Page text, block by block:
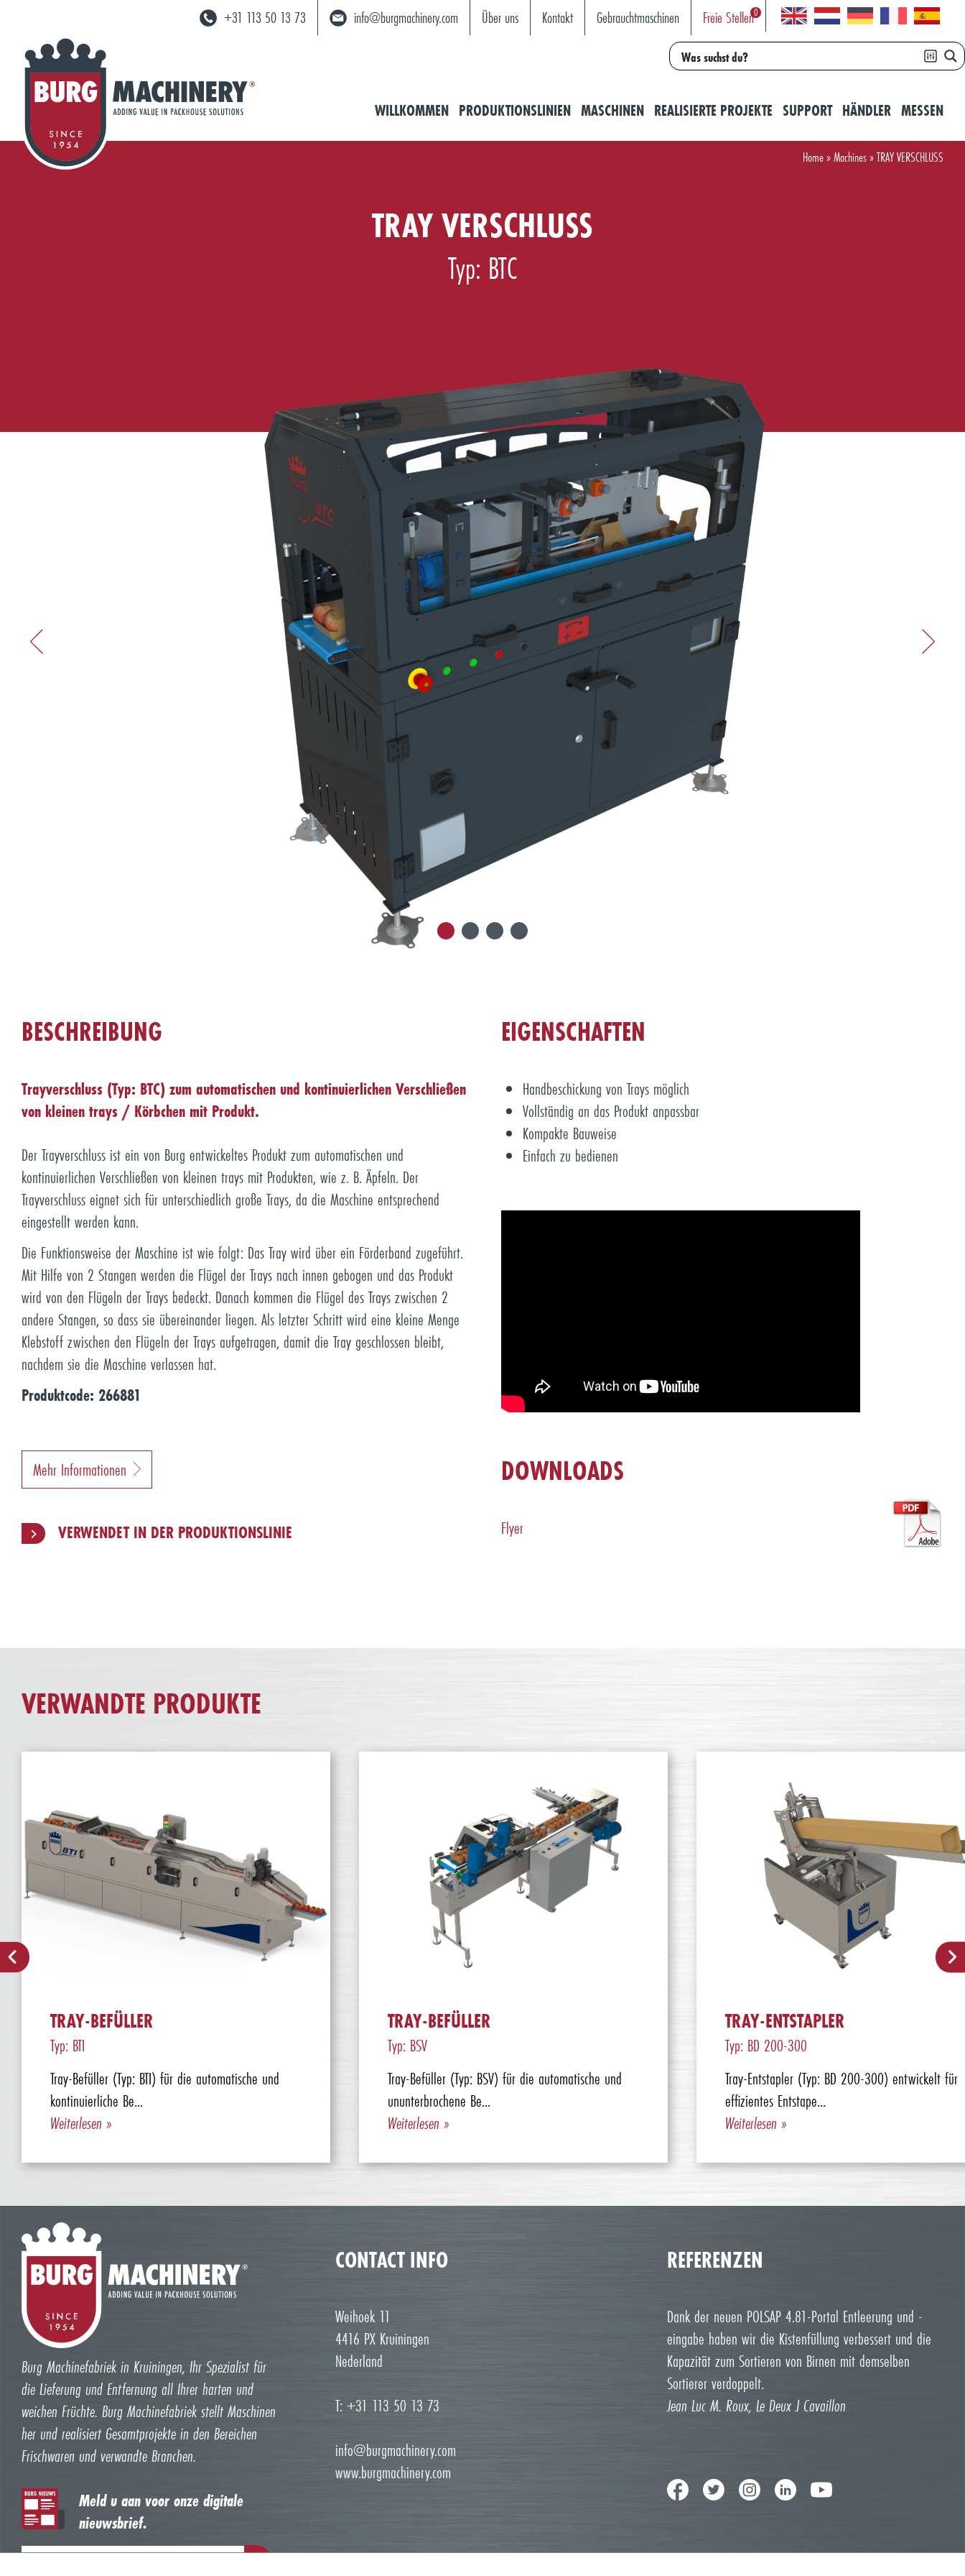
+31 113 50 13 73 info@burgmachinery.com Über uns Kontakt Gebrauchtmaschinen Freie Stellen0
WILLKOMMEN PRODUKTIONSLINIEN MASCHINEN REALISIERTE PROJEKTE SUPPORT HÄNDLER MESSEN
Home»Machines»TRAY VERSCHLUSS
TRAY VERSCHLUSS
Typ: BTC
BESCHREIBUNG
Trayverschluss (Typ: BTC) zum automatischen und kontinuierlichen Verschließen
von kleinen trays / Körbchen mit Produkt.
Der Trayverschluss ist ein von Burg entwickeltes Produkt zum automatischen und
kontinuierlichen Verschließen von kleinen trays mit Produkten, wie z. B. Äpfeln. Der
Trayverschluss eignet sich für unterschiedlich große Trays, da die Maschine entsprechend
eingestellt werden kann.
Die Funktionsweise der Maschine ist wie folgt: Das Tray wird über ein Förderband zugeführt.
Mit Hilfe von 2 Stangen werden die Flügel der Trays nach innen gebogen und das Produkt
wird von den Flügeln der Trays bedeckt. Danach kommen die Flügel des Trays zwischen 2
andere Stangen, so dass sie übereinander liegen. Als letzter Schritt wird eine kleine Menge
Klebstoff zwischen den Flügeln der Trays aufgetragen, damit die Tray geschlossen bleibt,
nachdem sie die Maschine verlassen hat.
Produktcode: 266881
Mehr Informationen
VERWENDET IN DER PRODUKTIONSLINIE
EIGENSCHAFTEN
Handbeschickung von Trays möglich
Vollständig an das Produkt anpassbar
Kompakte Bauweise
Einfach zu bedienen
DOWNLOADS
Flyer
VERWANDTE PRODUKTE
TRAY-BEFÜLLER
Typ: BTI
Tray-Befüller (Typ: BTI) für die automatische und
kontinuierliche Be...
Weiterlesen »
TRAY-BEFÜLLER
Typ: BSV
Tray-Befüller (Typ: BSV) für die automatische und
ununterbrochene Be...
Weiterlesen »
TRAY-ENTSTAPLER
Typ: BD 200-300
Tray-Entstapler (Typ: BD 200-300) entwickelt für
effizientes Entstape...
Weiterlesen »
Burg Machinefabriek in Kruiningen, Ihr Spezialist für
die Lieferung und Entfernung all Ihrer harten und
weichen Früchte. Burg Machinefabriek stellt Maschinen
her und realisiert Gesamtprojekte in den Bereichen
Frischwaren und verwandte Branchen.
Meld u aan voor onze digitale
nieuwsbrief.
CONTACT INFO
Weihoek 11
4416 PX Kruiningen
Nederland
T: +31 113 50 13 73
info@burgmachinery.com
www.burgmachinery.com
REFERENZEN
Dank der neuen POLSAP 4.81-Portal Entleerung und -
eingabe haben wir die Kistenfüllung verbessert und die
Kapazität zum Sortieren von Birnen mit demselben
Sortierer verdoppelt.
Jean Luc M. Roux, Le Deux J Cavaillon